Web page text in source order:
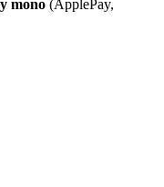
mono (ApplePay,